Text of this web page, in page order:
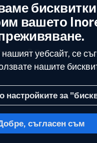
Въведете
достъпите емисиите
2023 © Inoreader
вашето
уебсайт, се
нашите
настройките за
съгласен съм